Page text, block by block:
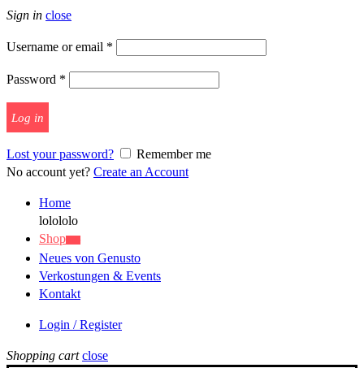
Sign in close
Username or email *
Password *
Log in
Lost your password?
Remember me
No account yet? Create an Account
Home
lolololo
Shop
Neues von Genusto
Verkostungen & Events
Kontakt
Login / Register
Shopping cart close